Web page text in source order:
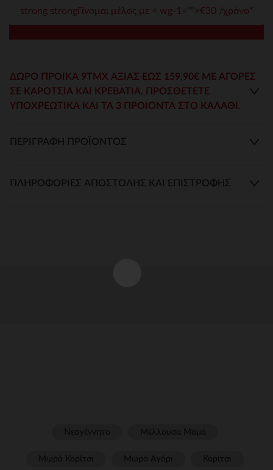
strong strongΓίνομαι μέλος με < wg-1="">€30 /χρόνο*
ΔΏΡΟ ΠΡΟΊΚΑ 9ΤΜΧ ΑΞΊΑΣ ΈΩΣ 159,90€ ΜΕ ΑΓΟΡΕΣ
ΣΕ ΚΑΡΌΤΣΙΑ ΚΑΙ ΚΡΕΒΆΤΙΑ. ΠΡΟΣΘΈΤΕΤΕ
ΥΠΟΧΡΕΩΤΙΚΆ ΚΑΙ ΤΑ 3 ΠΡΟΙΌΝΤΑ ΣΤΟ ΚΑΛΆΘΙ.
ΠΕΡΙΓΡΑΦΉ ΠΡΟΪΌΝΤΟΣ
ΠΛΗΡΟΦΟΡΊΕΣ ΑΠΟΣΤΟΛΉΣ ΚΑΙ ΕΠΙΣΤΡΟΦΉΣ